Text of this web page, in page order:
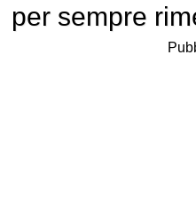
per sempre